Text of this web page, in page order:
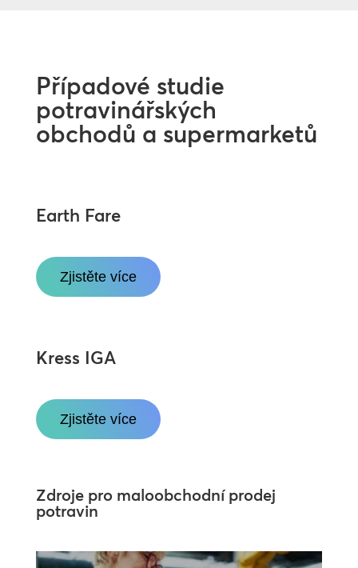
Případové studie
potravinářských
obchodů a supermarketů
Earth Fare
Zjistěte více
Kress IGA
Zjistěte více
Zdroje pro maloobchodní prodej
potravin